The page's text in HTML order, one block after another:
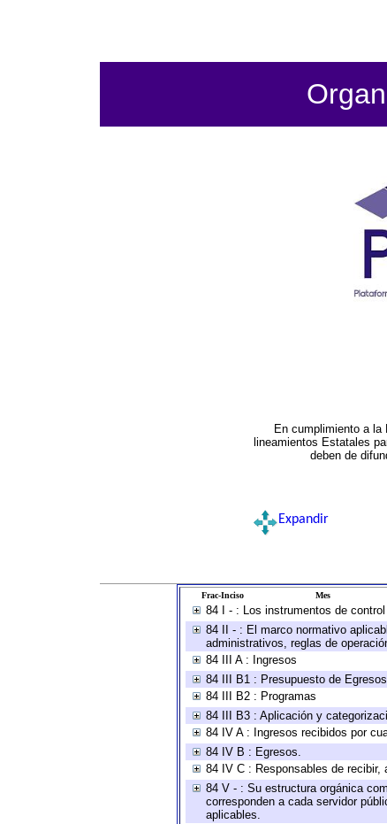
En cumplimiento a
lineamientos Estatales
deben de
Expandir
Frac-Inciso Mes
84 I - : Los instrumentos de
84 II - : El marco normativo
administrativos, reglas de
84 III A : Ingresos
84 III B1 : Presupuesto de Egresos
84 III B2 : Programas
84 III B3 : Aplicación y
84 IV A : Ingresos recibidos por
84 IV B : Egresos.
84 IV C : Responsables de
84 V - : Su estructura orgánica
corresponden a cada servidor
aplicables.